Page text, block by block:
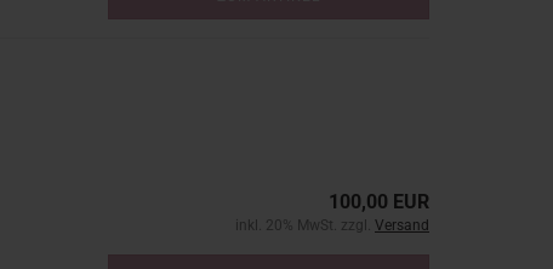
100,00 EUR
inkl. 20% MwSt. zzgl. Versand